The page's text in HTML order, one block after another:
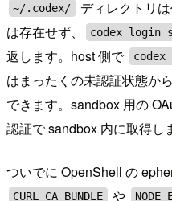
~/.codex/ ディレクトリ
は存在せず、 codex login
返します。host 側で
はまったくの未認証状態か
できます。sandbox 用の
認証で sandbox 内に取得し
ついでに OpenShell の
CURL_CA_BUNDLE や